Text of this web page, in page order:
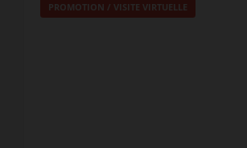
PROMOTION / VISITE VIRTUELLE